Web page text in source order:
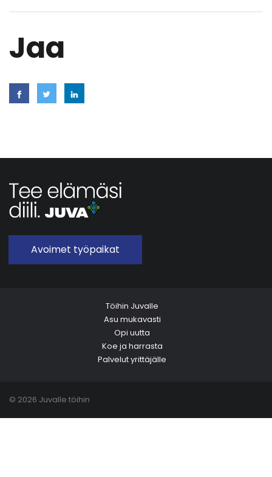
Jaa
Avoimet työpaikat
Töihin Juvalle
Asu mukavasti
Opi uutta
Koe ja harrasta
Palvelut yrittäjälle
© 2026 Juvalle töihin